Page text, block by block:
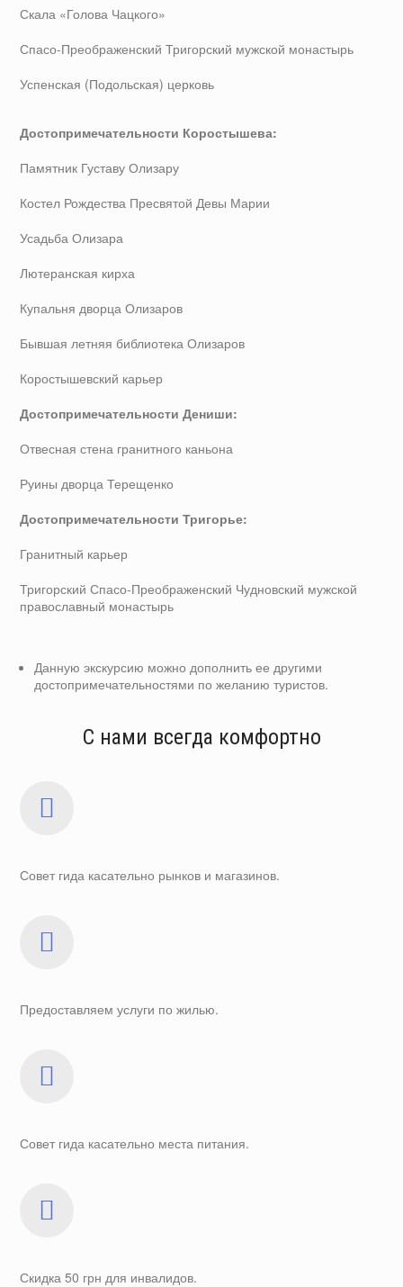
Скала «Голова Чацкого»
Спасо-Преображенский Тригорский мужской монастырь
Успенская (Подольская) церковь
Достопримечательности Коростышева:
Памятник Густаву Олизару
Костел Рождества Пресвятой Девы Марии
Усадьба Олизара
Лютеранская кирха
Купальня дворца Олизаров
Бывшая летняя библиотека Олизаров
Коростышевский карьер
Достопримечательности Дениши:
Отвесная стена гранитного каньона
Руины дворца Терещенко
Достопримечательности Тригорье:
Гранитный карьер
Тригорский Спасо-Преображенский Чудновский мужской
православный монастырь
Данную экскурсию можно дополнить ее другими
достопримечательностями по желанию туристов.
С нами всегда комфортно
Совет гида касательно рынков и магазинов.
Предоставляем услуги по жилью.
Совет гида касательно места питания.
Скидка 50 грн для инвалидов.